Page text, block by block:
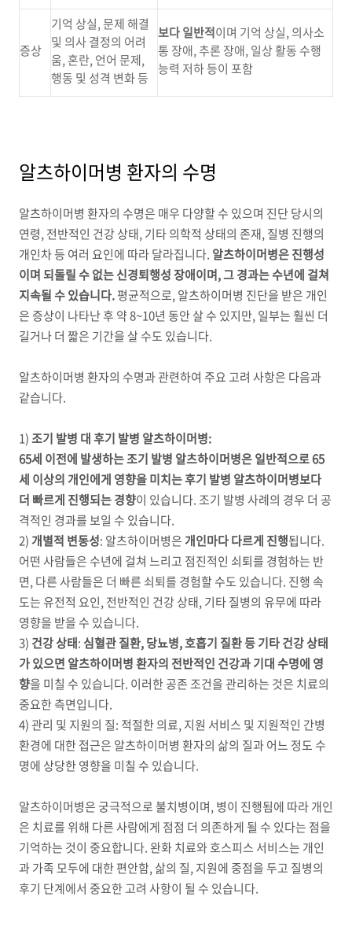
증상
기억 상실,문제 해결
및 의사 결정의 어려
움,혼란, 언어 문제,
행동 및 성격 변화 등
보다 일반적이며 기억 상실, 의사소
통 장애,추론 장애, 일상 활동 수행
능력 저하 등이 포함
알츠하이머병 환자의 수명
알츠하이머병 환자의 수명은 매우 다양할 수 있으며 진단 당시의
연령, 전반적인 건강 상태, 기타 의학적 상태의 존재, 질병 진행의
개인차 등 여러 요인에 따라 달라집니다. 알츠하이머병은 진행성
이며 되돌릴 수 없는 신경퇴행성 장애이며,그 경과는 수년에 걸쳐
지속될 수 있습니다.평균적으로, 알츠하이머병 진단을 받은 개인
은 증상이 나타난 후 약8~10년 동안 살 수 있지만, 일부는 훨씬 더
길거나 더 짧은 기간을 살 수도 있습니다.
알츠하이머병 환자의 수명과 관련하여 주요 고려 사항은 다음과
같습니다.
1)조기 발병 대 후기 발병 알츠하이머병:
65세 이전에 발생하는 조기 발병 알츠하이머병은 일반적으로65
세 이상의 개인에게 영향을 미치는 후기 발병 알츠하이머병보다
더 빠르게 진행되는 경향이 있습니다.조기 발병 사례의 경우 더 공
격적인 경과를 보일 수 있습니다.
2) 개별적 변동성: 알츠하이머병은 개인마다 다르게 진행됩니다.
어떤 사람들은 수년에 걸쳐 느리고 점진적인 쇠퇴를 경험하는 반
면, 다른 사람들은 더 빠른 쇠퇴를 경험할 수도 있습니다. 진행 속
도는 유전적 요인, 전반적인 건강 상태, 기타 질병의 유무에 따라
영향을 받을 수 있습니다.
3) 건강 상태: 심혈관 질환,당뇨병,호흡기 질환 등 기타 건강 상태
가 있으면 알츠하이머병 환자의 전반적인 건강과 기대 수명에 영
향을 미칠 수 있습니다. 이러한 공존 조건을 관리하는 것은 치료의
중요한 측면입니다.
4) 관리 및 지원의 질: 적절한 의료, 지원 서비스 및 지원적인 간병
환경에 대한 접근은 알츠하이머병 환자의 삶의 질과 어느 정도 수
명에 상당한 영향을 미칠 수 있습니다.
알츠하이머병은 궁극적으로 불치병이며, 병이 진행됨에 따라 개인
은 치료를 위해 다른 사람에게 점점 더 의존하게 될 수 있다는 점을
기억하는 것이 중요합니다.완화 치료와 호스피스 서비스는 개인
과 가족 모두에 대한 편안함, 삶의 질, 지원에 중점을 두고 질병의
후기 단계에서 중요한 고려 사항이 될 수 있습니다.